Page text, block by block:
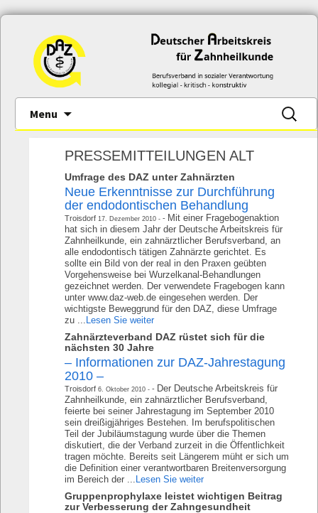
Menu
to
nach:
PRESSEMITTEILUNGEN ALT
Umfrage des DAZ unter Zahnärzten
Neue Erkenntnisse zur Durchführung
der endodontischen Behandlung
Troisdorf 17. Dezember 2010
Mit einer Fragebogenaktion
hat sich in diesem Jahr der Deutsche Arbeitskreis für
Zahnheilkunde, ein zahnärztlicher Berufsverband, an
alle endodontisch tätigen Zahnärzte gerichtet. Es
sollte ein Bild von der real in den Praxen geübten
Vorgehensweise bei Wurzelkanal-Behand­lungen
gezeichnet werden. Der verwendete Fragebogen kann
unter www.daz-web.de eingesehen werden. Der
wichtigste Beweggrund für den DAZ, diese Umfrage
zu ...
Lesen Sie weiter
Zahnärzteverband DAZ rüstet sich für die
nächsten 30 Jahre
– Informationen zur DAZ-Jahrestagung
2010 –
Troisdorf 6. Oktober 2010
Der Deutsche Arbeitskreis für
Zahnheilkunde, ein zahnärztlicher Berufsverband,
feierte bei seiner Jahrestagung im September 2010
sein dreißigjähriges Bestehen. Im berufspolitischen
Teil der Jubiläumstagung wurde über die Themen
diskutiert, die der Verband zurzeit in die Öffentlichkeit
tragen möchte. Bereits seit Längerem müht er sich um
die Definition einer verantwortbaren Breitenversorgung
im Bereich der ...
Lesen Sie weiter
Gruppenprophylaxe leistet wichtigen Beitrag
zur Verbesserung der Zahngesundheit